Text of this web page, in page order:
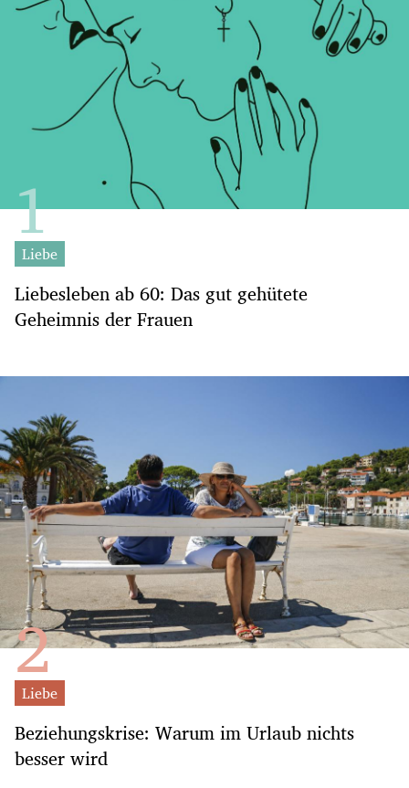
Liebe
Liebesleben ab 60: Das gut gehütete
Geheimnis der Frauen
Liebe
Beziehungskrise: Warum im Urlaub nichts
besser wird